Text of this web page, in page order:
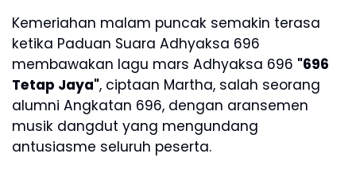
Kemeriahan malam puncak semakin terasa
ketika Paduan Suara Adhyaksa 696
membawakan lagu mars Adhyaksa 696 "696
Tetap Jaya", ciptaan Martha, salah seorang
alumni Angkatan 696, dengan aransemen
musik dangdut yang mengundang
antusiasme seluruh peserta.